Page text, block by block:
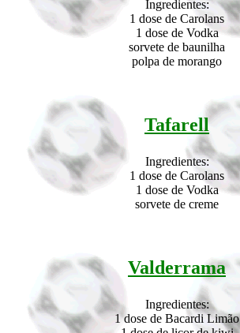
Ingredientes:
1 dose de Carolans
1 dose de Vodka
sorvete de baunilha
polpa de morango
Tafarell
Ingredientes:
1 dose de Carolans
1 dose de Vodka
sorvete de creme
Valderrama
Ingredientes:
1 dose de Bacardi Limão